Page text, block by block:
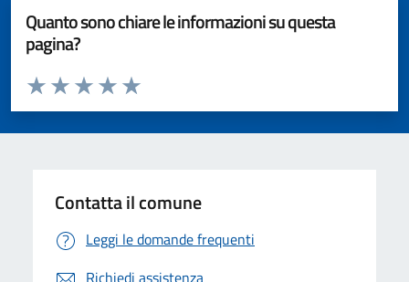
Quanto sono chiare le informazioni su questa
pagina?
Valuta da 1 a 5 stelle la pagina
Valuta 5 stelle su 5
Valuta 4 stelle su 5
Valuta 3 stelle su 5
Valuta 2 stelle su 5
Valuta 1 stelle su 5
Contatta il comune
Leggi le domande frequenti
Richiedi assistenza